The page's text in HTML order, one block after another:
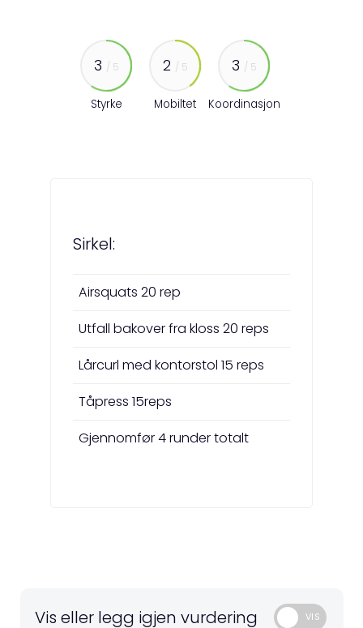
3 / 5
Styrke
2 / 5
Mobiltet
3 / 5
Koordinasjon
Sirkel:
Airsquats 20 rep
Utfall bakover fra kloss 20 reps
Lårcurl med kontorstol 15 reps
Tåpress 15reps
Gjennomfør 4 runder totalt
Vis eller legg igjen vurdering